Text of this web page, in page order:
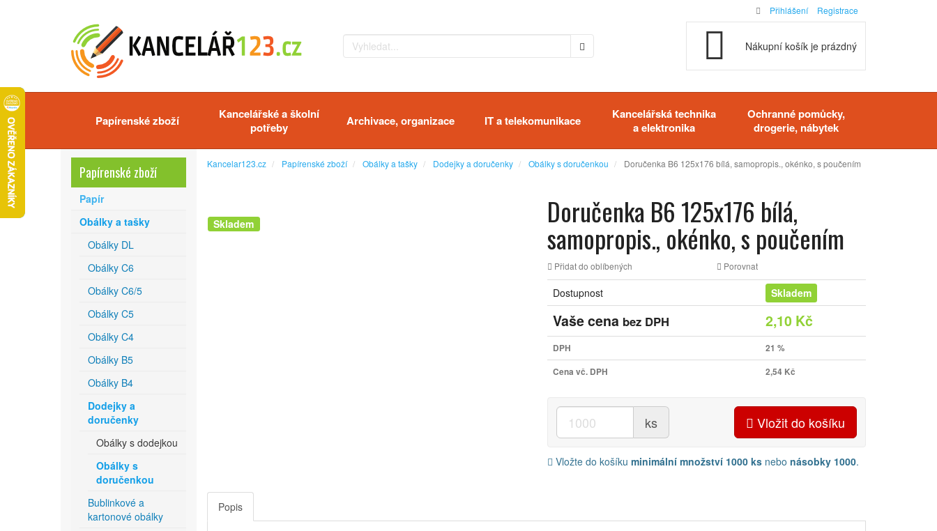
Nákupní košík je prázdný
Papírenské zboží
Kancelářské a školní
potřeby
Archivace, organizace IT a telekomunikace
Kancelářská technika
a elektronika
Ochranné pomůcky,
drogerie, nábytek
Kancelar123.cz Papírenské zboží Obálky a tašky Dodejky a doručenky Obálky s doručenkou Doručenka B6 125x176 bílá, samopropis., okénko, s poučením
Doručenka B6 125x176 bílá,
samopropis., okénko, s poučením
Přidat do oblíbených Porovnat
Dostupnost Skladem
Vaše cena bez DPH 2,10 Kč
DPH
21 %
Cena vč. DPH
2,54 Kč
ks Vložit do košíku
Vložte do košíku minimální množství 1000 ksnebo násobky 1000.
Skladem
Popis
Papírenské zboží
Papír
Obálky a tašky
Obálky DL
Obálky C6
Obálky C6/5
Obálky C5
Obálky C4
Obálky B5
Obálky B4
Dodejky a
doručenky
Obálky s dodejkou
Obálky s
doručenkou
Bublinkové a
kartonové obálky
Přihlášení Registrace